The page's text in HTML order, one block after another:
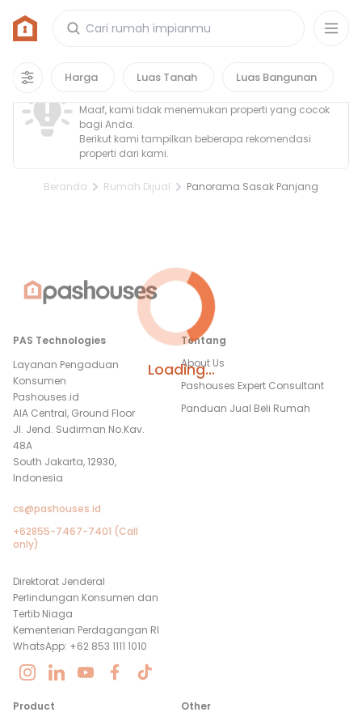
Harga Luas Tanah Luas Bangunan
Loading...
Rumah di Panorama Sasak Panjang
0properti
Property Tidak Ditemukan
Maaf, kami tidak menemukan properti yang cocok
bagi Anda.
Berikut kami tampilkan beberapa rekomendasi
properti dari kami.
Beranda Rumah Dijual Panorama Sasak Panjang
PAS Technologies
Layanan Pengaduan
Konsumen
Pashouses.id
AIA Central, Ground Floor
Jl. Jend. Sudirman No.Kav.
48A
South Jakarta, 12930,
Indonesia
cs@pashouses.id
+62855-7467-7401 (Call
only)
Direktorat Jenderal
Perlindungan Konsumen dan
Tertib Niaga
Kementerian Perdagangan RI
WhatsApp: +62 853 1111 1010
Tentang
About Us
Pashouses Expert Consultant
Panduan Jual Beli Rumah
Product
Other